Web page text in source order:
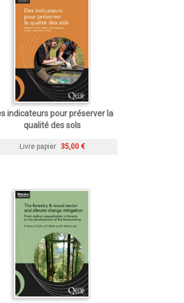
indicateurs pour préserver la
qualité des sols
Livre papier 35,00 €